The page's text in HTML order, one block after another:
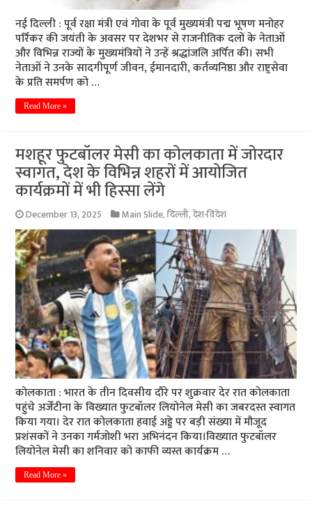
नई दिल्ली : पूर्व रक्षा मंत्री एवं गोवा के पूर्व मुख्यमंत्री पद्म भूषण मनोहर
पर्रिकर की जयंती के अवसर पर देशभर से राजनीतिक दलों के नेताओं
और विभिन्न राज्यों के मुख्यमंत्रियों ने उन्हें श्रद्धांजलि अर्पित की। सभी
नेताओं ने उनके सादगीपूर्ण जीवन, ईमानदारी, कर्तव्यनिष्ठा और राष्ट्रसेवा
के प्रति समर्पण को …
Read More »
मशहूर फुटबॉलर मेसी का कोलकाता में जोरदार
स्वागत, देश के विभिन्न शहरों में आयोजित
कार्यक्रमों में भी हिस्सा लेंगे
December 13, 2025 Main Slide,दिल्ली,देश-विदेश
कोलकाता : भारत के तीन दिवसीय दौरे पर शुक्रवार देर रात कोलकाता
पहुंचे अर्जेंटीना के विख्यात फुटबॉलर लियोनेल मेसी का जबरदस्त स्वागत
किया गया। देर रात कोलकाता हवाई अड्डे पर बड़ी संख्या में मौजूद
प्रशंसकों ने उनका गर्मजोशी भरा अभिनंदन किया।विख्यात फुटबॉलर
लियोनेल मेसी का शनिवार को काफी व्यस्त कार्यक्रम …
Read More »